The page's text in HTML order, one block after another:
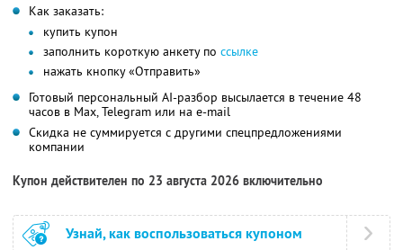
Как заказать:
купить купон
заполнить короткую анкету по ссылке
нажать кнопку «Отправить»
Готовый персональный AI-разбор высылается в течение 48
часов в Max, Telegram или на e-mail
Скидка не суммируется с другими спецпредложениями
компании
Купон действителен по 23 августа 2026 включительно
Узнай, как воспользоваться купоном